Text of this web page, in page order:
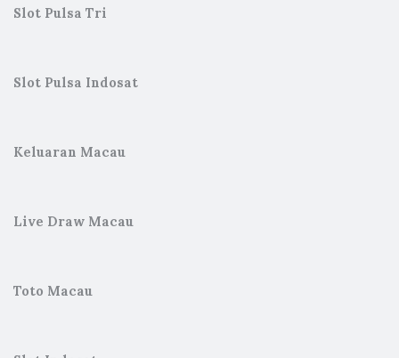
Slot Pulsa Tri
Slot Pulsa Indosat
Keluaran Macau
Live Draw Macau
Toto Macau